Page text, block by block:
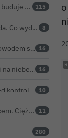
Dyrektor szpitala w Bolesławcu buduje medyczne imperium. „Gazeta Wyborcza” opisuje jego działalność w całej Polsce 115
Pozostała uszkodzona balustrada. Co wydarzyło się na moście w Bolesławcu? 8
Urząd zmienia godziny pracy. Powodem są ekstremalne upały 16
Policja ustaliła przyczynę kolizji na niebezpiecznym skrzyżowaniu w Bolesławcu. 72-latek ukarany mandatem 16
15-latek na crossie uciekał przed kontrolą. Potrącił strażnika leśnego, rozbił się o samochód 10
Groźny wypadek pod Bolesławcem. Ciężarówka zahaczyła o linię wysokiego napięcia 11
280